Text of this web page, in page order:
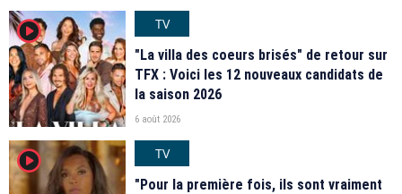
player2
TV
"La villa des coeurs brisés" de retour sur
TFX : Voici les 12 nouveaux candidats de
la saison 2026
6 août 2026
player2
TV
"Pour la première fois, ils sont vraiment